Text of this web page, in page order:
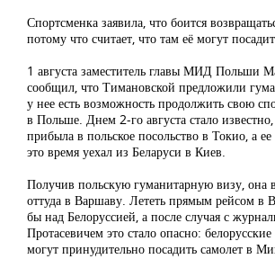
Спортсменка заявила, что боится
потому что считает, что там её могут
1 августа заместитель главы МИД Польши
сообщил, что Тимановской предложили
у нее есть возможность продолжить свою
в Польше. Днем 2-го августа стало
прибыла в польское посольство в Токио, а
это время уехал из Беларуси в Киев.
Получив польскую гуманитарную визу, она
оттуда в Варшаву. Лететь прямым рейсом в
бы над Белоруссией, а после случая с
Протасевичем это стало опасно:
могут принудительно посадить самолет в